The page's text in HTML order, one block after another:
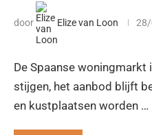
door Elize van Loon
De Spaanse woningmarkt
stijgen, het aanbod blijft
en kustplaatsen worden …